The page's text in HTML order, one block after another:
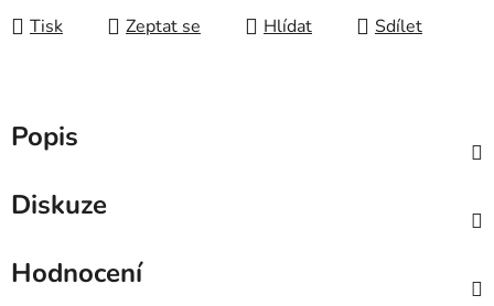
Tisk Zeptat se Hlídat Sdílet
Popis
Diskuze
Hodnocení